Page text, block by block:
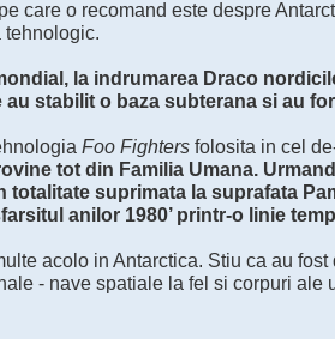
care o recomand este despre
tehnologic.
la indrumarea Draco
stabilit o baza subterana si au
Foo Fightersfolosita in cel
tot din Familia Umana.
totalitate suprimata la suprafata
anilor 1980’ printr-o linie
acolo in Antarctica. Stiu ca au
- nave spatiale la fel si corpuri ale